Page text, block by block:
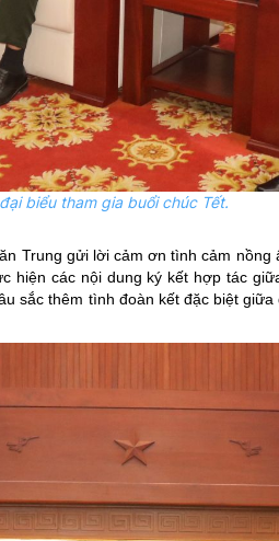
biểu tham gia buổi chúc Tết.
Trung gửi lời cảm ơn tình cảm
hiện các nội dung ký kết hợp tác
sắc thêm tình đoàn kết đặc biệt